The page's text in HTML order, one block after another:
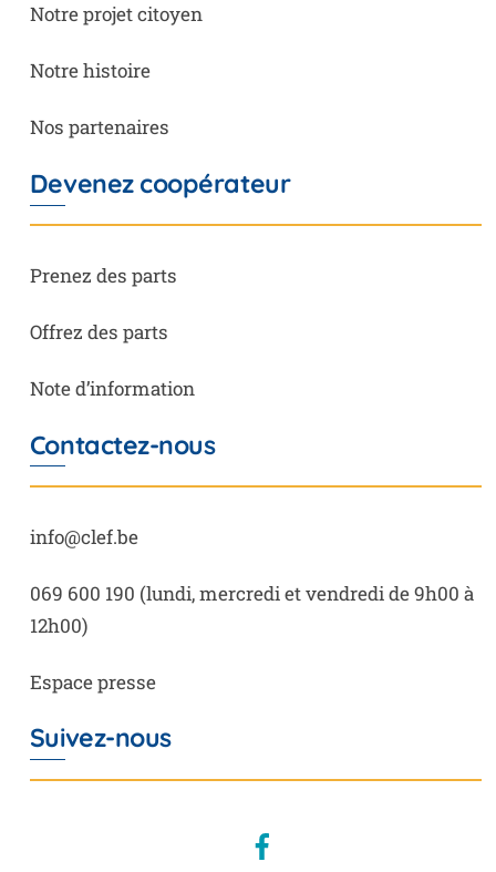
Notre projet citoyen
Notre histoire
Nos partenaires
Devenez coopérateur
Prenez des parts
Offrez des parts
Note d’information
Contactez-nous
info@clef.be
069 600 190 (lundi, mercredi et vendredi de 9h00 à
12h00)
Espace presse
Suivez-nous
Facebook